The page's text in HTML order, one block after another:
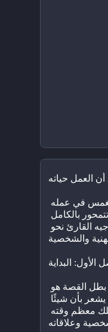
الأول: البداية